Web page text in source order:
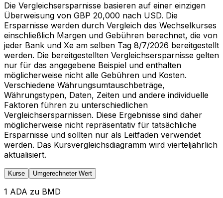
Die Vergleichsersparnisse basieren auf einer einzigen
Überweisung von GBP 20,000 nach USD. Die
Ersparnisse werden durch Vergleich des Wechselkurses
einschließlich Margen und Gebühren berechnet, die von
jeder Bank und Xe am selben Tag 8/7/2026 bereitgestellt
werden. Die bereitgestellten Vergleichsersparnisse gelten
nur für das angegebene Beispiel und enthalten
möglicherweise nicht alle Gebühren und Kosten.
Verschiedene Währungsumtauschbeträge,
Währungstypen, Daten, Zeiten und andere individuelle
Faktoren führen zu unterschiedlichen
Vergleichsersparnissen. Diese Ergebnisse sind daher
möglicherweise nicht repräsentativ für tatsächliche
Ersparnisse und sollten nur als Leitfaden verwendet
werden. Das Kursvergleichsdiagramm wird vierteljährlich
aktualisiert.
Kurse Umgerechneter Wert
1 ADA zu BMD